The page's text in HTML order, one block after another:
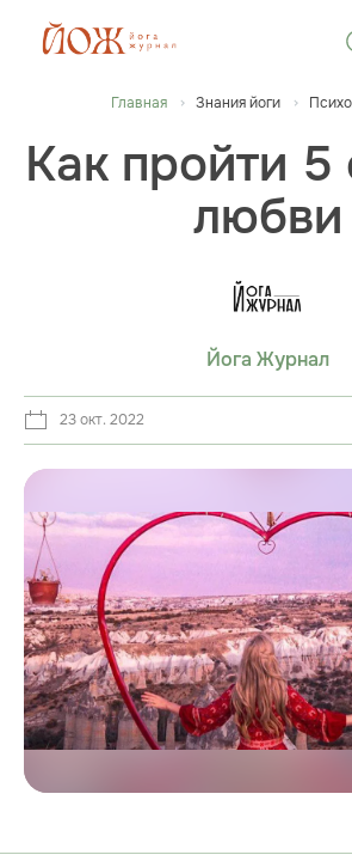
Главная Знания йоги
Как пройти 5
любви
Йога Журнал
23 окт. 2022